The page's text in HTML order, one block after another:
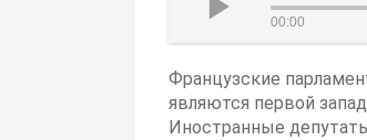
00:00
Французские
являются первой
Иностранные